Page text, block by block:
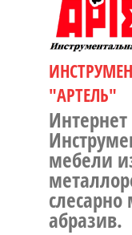
"АРТЕЛЬ"
мебели
абразив.